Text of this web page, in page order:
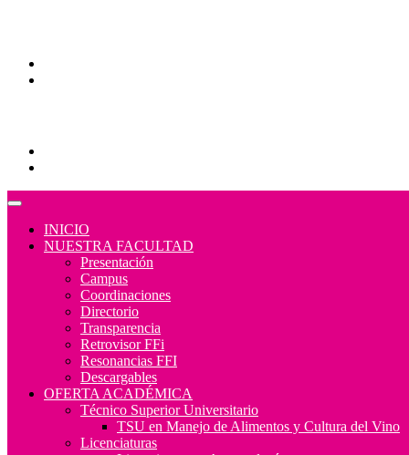
INICIO
NUESTRA FACULTAD
Presentación
Campus
Coordinaciones
Directorio
Transparencia
Retrovisor FFi
Resonancias FFI
Descargables
OFERTA ACADÉMICA
Técnico Superior Universitario
TSU en Manejo de Alimentos y Cultura del Vino
Licenciaturas